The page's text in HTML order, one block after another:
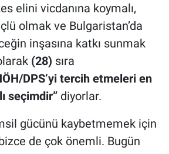
elini vicdanına koymalı,
olmak ve Bulgaristan’da
inşasına katkı sunmak
(28) sıra
DPS’yi tercih etmeleri en
seçimdir” diyorlar.
gücünü kaybetmemek için
de çok önemli. Bugün